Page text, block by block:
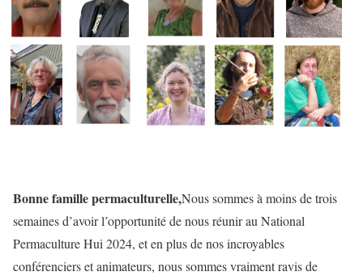
Bonne famille permaculturelle,Nous sommes à moins de trois
semaines d’avoir l’opportunité de nous réunir au National
Permaculture Hui 2024, et en plus de nos incroyables
conférenciers et animateurs, nous sommes vraiment ravis de